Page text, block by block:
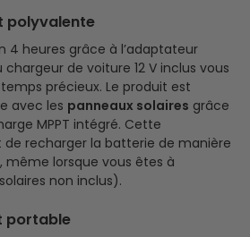
polyvalente
4 heures grâce à l’adaptateur
de voiture 12 V inclus vous
précieux. Le produit est
avec les panneaux solaires grâce
MPPT intégré. Cette
recharger la batterie de manière
même lorsque vous êtes à
non inclus).
portable